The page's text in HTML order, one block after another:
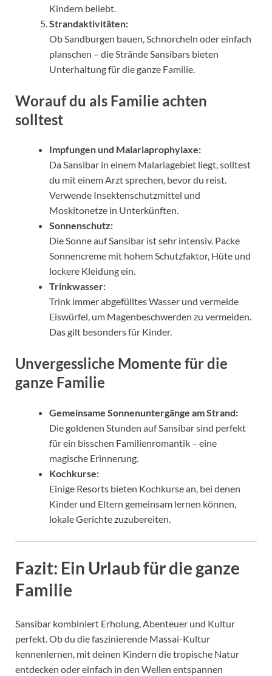
Kindern beliebt.
Strandaktivitäten:
Ob Sandburgen bauen, Schnorcheln oder einfach
planschen – die Strände Sansibars bieten
Unterhaltung für die ganze Familie.
Worauf du als Familie achten
solltest
Impfungen und Malariaprophylaxe:
Da Sansibar in einem Malariagebiet liegt, solltest
du mit einem Arzt sprechen, bevor du reist.
Verwende Insektenschutzmittel und
Moskitonetze in Unterkünften.
Sonnenschutz:
Die Sonne auf Sansibar ist sehr intensiv. Packe
Sonnencreme mit hohem Schutzfaktor, Hüte und
lockere Kleidung ein.
Trinkwasser:
Trink immer abgefülltes Wasser und vermeide
Eiswürfel, um Magenbeschwerden zu vermeiden.
Das gilt besonders für Kinder.
Unvergessliche Momente für die
ganze Familie
Gemeinsame Sonnenuntergänge am Strand:
Die goldenen Stunden auf Sansibar sind perfekt
für ein bisschen Familienromantik – eine
magische Erinnerung.
Kochkurse:
Einige Resorts bieten Kochkurse an, bei denen
Kinder und Eltern gemeinsam lernen können,
lokale Gerichte zuzubereiten.
Fazit: Ein Urlaub für die ganze
Familie
Sansibar kombiniert Erholung, Abenteuer und Kultur
perfekt. Ob du die faszinierende Massai-Kultur
kennenlernen, mit deinen Kindern die tropische Natur
entdecken oder einfach in den Wellen entspannen